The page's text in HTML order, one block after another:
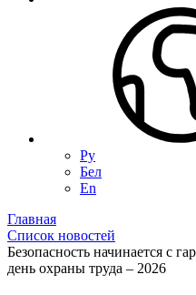
Ру
Бел
En
Главная
Список новостей
Безопасность начинается с
день охраны труда – 2026